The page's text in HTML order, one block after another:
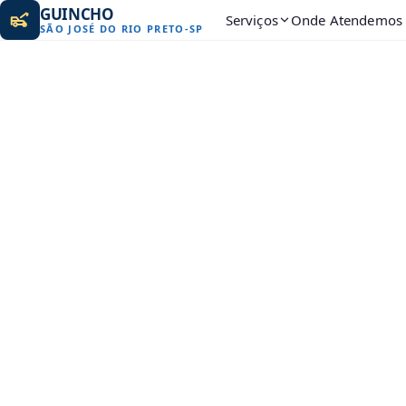
GUINCHO
SÃO JOSÉ DO RIO PRETO -SP Serviços Onde Atendemos